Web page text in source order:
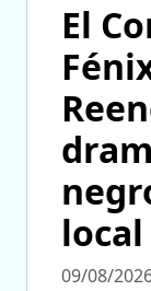
El
local
09/08/